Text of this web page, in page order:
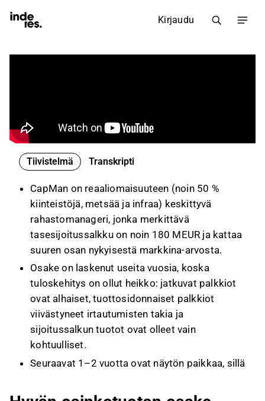
Kirjaudu
Tiivistelmä Transkripti
CapMan on reaaliomaisuuteen (noin 50 %
kiinteistöjä, metsää ja infraa) keskittyvä
rahastomanageri, jonka merkittävä
tasesijoitussalkku on noin 180 MEUR ja kattaa
suuren osan nykyisestä markkina-arvosta.
Osake on laskenut useita vuosia, koska
tuloskehitys on ollut heikko: jatkuvat palkkiot
ovat alhaiset, tuottosidonnaiset palkkiot
viivästyneet irtautumisten takia ja
sijoitussalkun tuotot ovat olleet vain
kohtuulliset.
Seuraavat 1–2 vuotta ovat näytön paikkaa, sillä
onnistumisesta ja tuottosidonnaisten